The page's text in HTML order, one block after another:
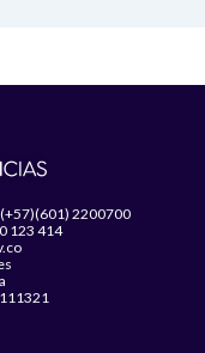
(+57)(601) 2200700
123 414